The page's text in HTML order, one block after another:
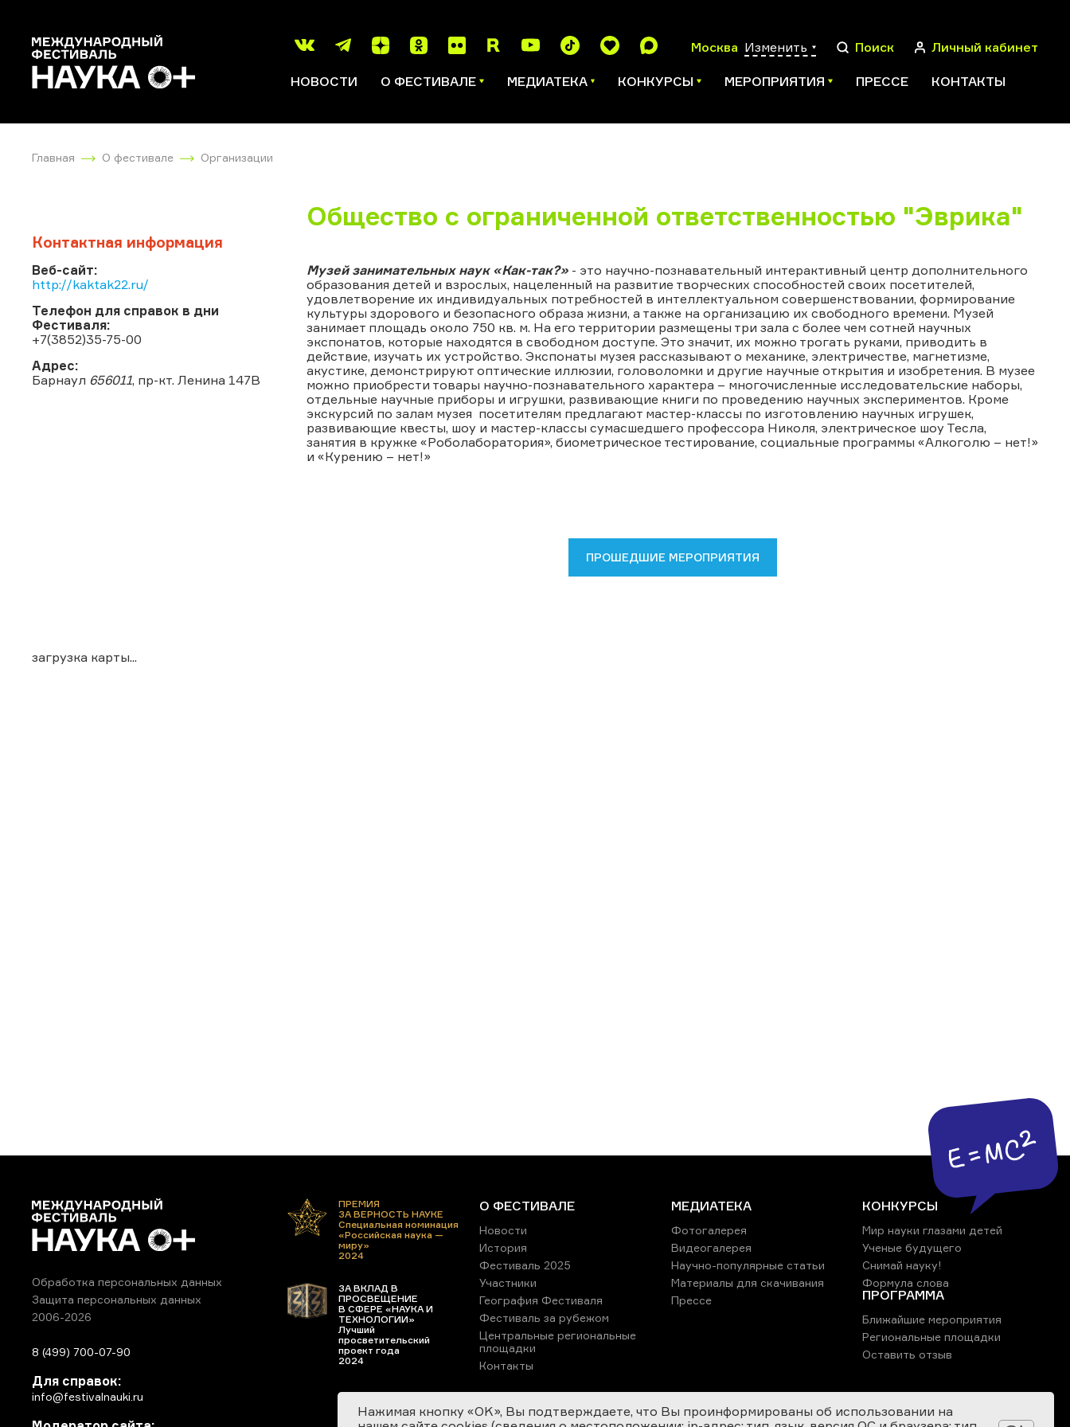
Москва Изменить Поиск Личный кабинет
НОВОСТИ О ФЕСТИВАЛЕ МЕДИАТЕКА КОНКУРСЫ МЕРОПРИЯТИЯ ПРЕССЕ КОНТАКТЫ
Главная О фестивале Организации
Контактная информация
Веб-сайт:
http://kaktak22.ru/
Телефон для справок в дни
Фестиваля:
+7(3852)35-75-00
Адрес:
Барнаул 656011, пр-кт. Ленина 147В
загрузка карты...
Общество с ограниченной ответственностью "Эврика"
Музей занимательных наук «Как-так?» - это научно-познавательный интерактивный центр дополнительного
образования детей и взрослых, нацеленный на развитие творческих способностей своих посетителей,
удовлетворение их индивидуальных потребностей в интеллектуальном совершенствовании, формирование
культуры здорового и безопасного образа жизни, а также на организацию их свободного времени. Музей
занимает площадь около 750 кв. м. На его территории размещены три зала с более чем сотней научных
экспонатов, которые находятся в свободном доступе. Это значит, их можно трогать руками, приводить в
действие, изучать их устройство. Экспонаты музея рассказывают о механике, электричестве, магнетизме,
акустике, демонстрируют оптические иллюзии, головоломки и другие научные открытия и изобретения. В музее
можно приобрести товары научно-познавательного характера – многочисленные исследовательские наборы,
отдельные научные приборы и игрушки, развивающие книги по проведению научных экспериментов. Кроме
экскурсий по залам музея посетителям предлагают мастер-классы по изготовлению научных игрушек,
развивающие квесты, шоу и мастер-классы сумасшедшего профессора Николя, электрическое шоу Тесла,
занятия в кружке «Роболаборатория», биометрическое тестирование, социальные программы «Алкоголю – нет!»
и «Курению – нет!»
ПРОШЕДШИЕ МЕРОПРИЯТИЯ
Обработка персональных данных
Защита персональных данных
2006-2026
8 (499) 700-07-90
Для справок:
info@festivalnauki.ru
ПРЕМИЯ
ЗА ВЕРНОСТЬ НАУКЕ
Специальная номинация
«Российская наука —
миру»
2024
ЗА ВКЛАД В
ПРОСВЕЩЕНИЕ
В СФЕРЕ «НАУКА И
ТЕХНОЛОГИИ»
Лучший
просветительский
проект года
2024
О ФЕСТИВАЛЕ
Новости
История
Фестиваль 2025
Участники
География Фестиваля
Фестиваль за рубежом
Центральные региональные
площадки
Контакты
МЕДИАТЕКА
Фотогалерея
Видеогалерея
Научно-популярные статьи
Материалы для скачивания
Прессе
КОНКУРСЫ
Мир науки глазами детей
Ученые будущего
Снимай науку!
Формула слова
ПРОГРАММА
Ближайшие мероприятия
Региональные площадки
Оставить отзыв
Нажимая кнопку «OK», Вы подтверждаете, что Вы проинформированы об использовании на